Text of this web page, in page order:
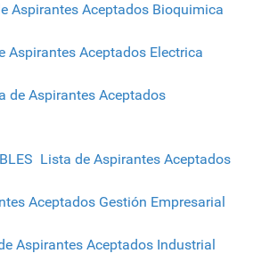
Aspirantes Aceptados Bioquimica
Aspirantes Aceptados Electrica
de Aspirantes Aceptados
Lista de Aspirantes Aceptados
Aceptados Gestión Empresarial
Aspirantes Aceptados Industrial